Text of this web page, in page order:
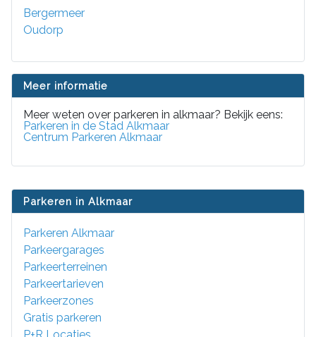
Parkeren in Alkmaar
Parkeren Alkmaar
Parkeergarages
Parkeerterreinen
Parkeertarieven
Parkeerzones
Gratis parkeren
P+R Locaties
Bergermeer
Oudorp
Meer informatie
Meer weten over parkeren in alkmaar? Bekijk eens:
Parkeren in de Stad Alkmaar
Centrum Parkeren Alkmaar